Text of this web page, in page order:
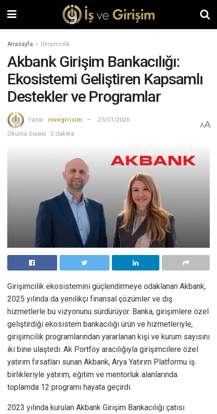
Anasayfa Girişimcilik
Akbank Girişim Bankacılığı:
Ekosistemi Geliştiren Kapsamlı
Destekler ve Programlar
Yazar : isvegirisim
25/01/2026
Okuma Süresi : 2 dakika
AA
Girişimcilik ekosistemini güçlendirmeye odaklanan Akbank,
2025 yılında da yenilikçi finansal çözümler ve dış
hizmetlerle bu vizyonunu sürdürüyor. Banka, girişimlere özel
geliştirdiği ekosistem bankacılığı ürün ve hizmetleriyle,
girişimcilik programlarından yararlanan kişi ve kurum sayısını
iki bine ulaştırdı. Ak Portföy aracılığıyla girişimcilere özel
yatırım fırsatları sunan Akbank, Arya Yatırım Platformu iş
birlikleriyle yatırım, eğitim ve mentorluk alanlarında
toplamda 12 programı hayata geçirdi.
2023 yılında kurulan Akbank Girişim Bankacılığı çatısı